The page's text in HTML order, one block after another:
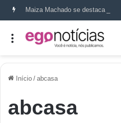
Início / abcasa
abcasa